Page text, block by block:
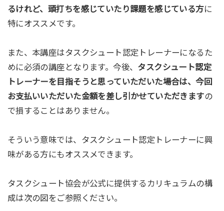
るけれど、頭打ちを感じていたり課題を感じている方に
特にオススメです。
また、本講座はタスクシュート認定トレーナーになるた
めに必須の講座となります。今後、 タスクシュート認定
トレーナーを目指そうと思っていただいた場合は、今回
お支払いいただいた金額を差し引かせていただきますの
で損することはありません。
そういう意味では、タスクシュート認定トレーナーに興
味がある方にもオススメできます。
タスクシュート協会が公式に提供するカリキュラムの構
成は次の図をご参照ください。